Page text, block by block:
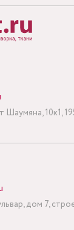
Шаумяна, 10к1,
дом 7,